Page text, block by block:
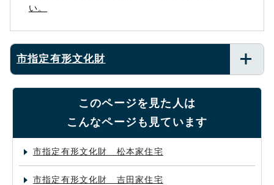
い。
市指定有形文化財
このページを見た人は
こんなページも見ています
市指定有形文化財 松本家住宅
市指定有形文化財 吉田家住宅